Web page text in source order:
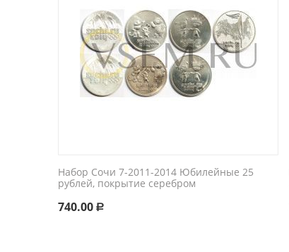
Набор Сочи 7-2011-2014 Юбилейные 25
рублей, покрытие серебром
740.00 Р